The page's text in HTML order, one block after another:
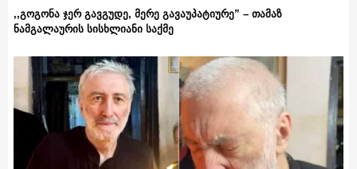
,,გოგონა ჯერ გავგუდე, მერე გავაუპატიურე” – თამაზ
ნამგალაურის სისხლიანი საქმე